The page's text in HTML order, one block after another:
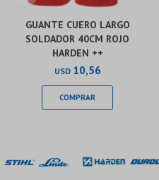
GUANTE CUERO LARGO
SOLDADOR 40CM ROJO
HARDEN ++
USD 10,56